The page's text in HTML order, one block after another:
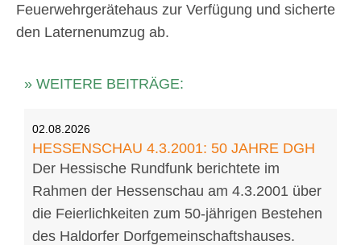
Feuerwehrgerätehaus zur Verfügung und sicherte
den Laternenumzug ab.
» WEITERE BEITRÄGE:
02.08.2026
HESSENSCHAU 4.3.2001: 50 JAHRE DGH
Der Hessische Rundfunk berichtete im
Rahmen der Hessenschau am 4.3.2001 über
die Feierlichkeiten zum 50-jährigen Bestehen
des Haldorfer Dorfgemeinschaftshauses.